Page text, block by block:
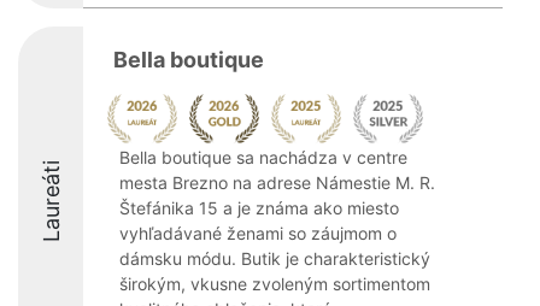
Laureáti
Bella boutique
Bella boutique sa nachádza v centre
mesta Brezno na adrese Námestie M. R.
Štefánika 15 a je známa ako miesto
vyhľadávané ženami so záujmom o
dámsku módu. Butik je charakteristický
širokým, vkusne zvoleným sortimentom